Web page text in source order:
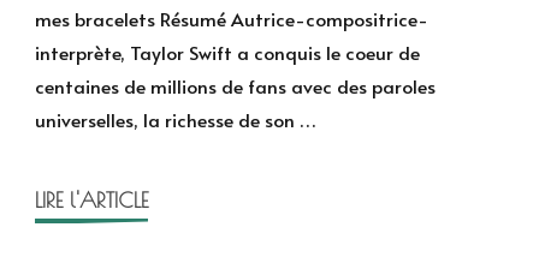
Verse
de
Satu
Hämeenaho-
mes bracelets Résumé Autrice-compositrice-
interprète, Taylor Swift a conquis le coeur de
centaines de millions de fans avec des paroles
universelles, la richesse de son …
LIRE l'ARTICLE